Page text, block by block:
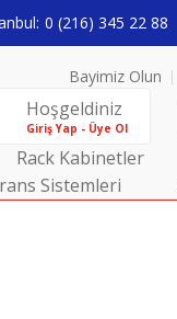
0 (216) 345 22 88
Bayimiz Olun
Hoşgeldiniz
Giriş Yap - Üye Ol
Rack Kabinetler
Sistemleri